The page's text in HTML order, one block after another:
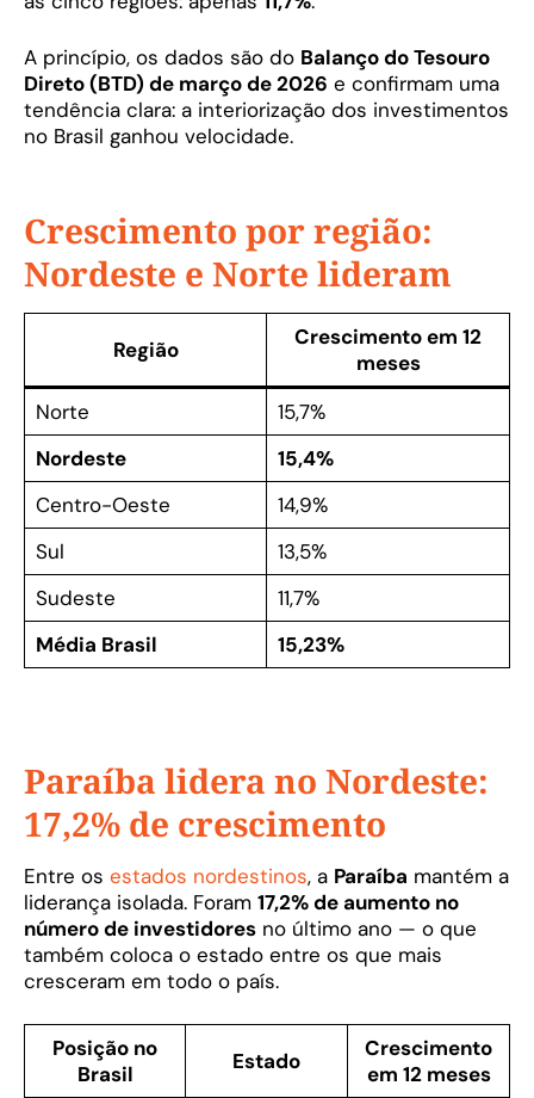
A princípio, os dados são do Balanço do Tesouro
Direto (BTD) de março de 2026 e confirmam uma
tendência clara: a interiorização dos investimentos
no Brasil ganhou velocidade.
Crescimento por região:
Nordeste e Norte lideram
Região
Crescimento em 12
meses
Norte
15,7%
Nordeste
15,4%
Centro-Oeste
14,9%
Sul
13,5%
Sudeste
11,7%
Média Brasil
15,23%
Paraíba lidera no Nordeste:
17,2% de crescimento
Entre os estados nordestinos, a Paraíba mantém a
liderança isolada. Foram 17,2% de aumento no
número de investidores no último ano — o que
também coloca o estado entre os que mais
cresceram em todo o país.
Posição no
Brasil
Estado
Crescimento
em 12 meses